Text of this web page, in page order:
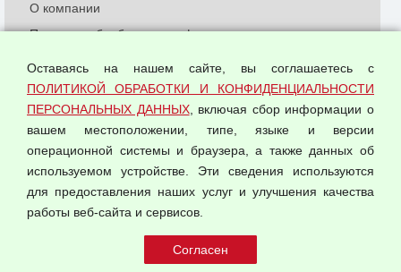
© 2026 ООО "Феникс"
О компании
Политика обработки и конфиденциальности
Согласием на обработку персональных данных
Оферта оптовой купли-продажи
Публичная оферта
Оставаясь на нашем сайте, вы соглашаетесь с
ПОЛИТИКОЙ ОБРАБОТКИ И КОНФИДЕНЦИАЛЬНОСТИ
ПЕРСОНАЛЬНЫХ ДАННЫХ, включая сбор информации о
вашем местоположении, типе, языке и версии
операционной системы и браузера, а также данных об
используемом устройстве. Эти сведения используются
для предоставления наших услуг и улучшения качества
работы веб-сайта и сервисов.